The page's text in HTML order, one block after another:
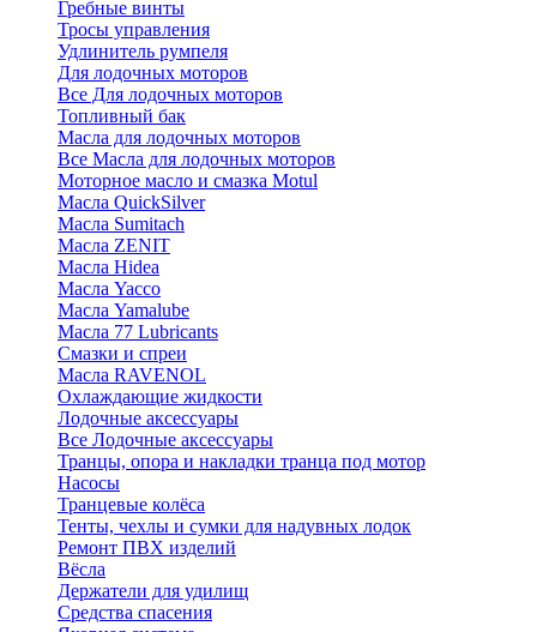
Гребные винты
Тросы управления
Удлинитель румпеля
Для лодочных моторов
Все Для лодочных моторов
Топливный бак
Масла для лодочных моторов
Все Масла для лодочных моторов
Моторное масло и смазка Motul
Масла QuickSilver
Масла Sumitach
Масла ZENIT
Масла Hidea
Масла Yacco
Масла Yamalube
Масла 77 Lubricants
Смазки и спреи
Масла RAVENOL
Охлаждающие жидкости
Лодочные аксессуары
Все Лодочные аксессуары
Транцы, опора и накладки транца под мотор
Насосы
Транцевые колёса
Тенты, чехлы и сумки для надувных лодок
Ремонт ПВХ изделий
Вёсла
Держатели для удилищ
Средства спасения